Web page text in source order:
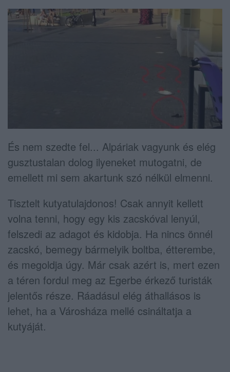
És nem szedte fel... Alpáriak vagyunk és elég
gusztustalan dolog ilyeneket mutogatni, de
emellett mi sem akartunk szó nélkül elmenni.
Tisztelt kutyatulajdonos! Csak annyit kellett
volna tenni, hogy egy kis zacskóval lenyúl,
felszedi az adagot és kidobja. Ha nincs önnél
zacskó, bemegy bármelyik boltba, étterembe,
és megoldja úgy. Már csak azért is, mert ezen
a téren fordul meg az Egerbe érkező turisták
jelentős része. Ráadásul elég áthallásos is
lehet, ha a Városháza mellé csináltatja a
kutyáját.